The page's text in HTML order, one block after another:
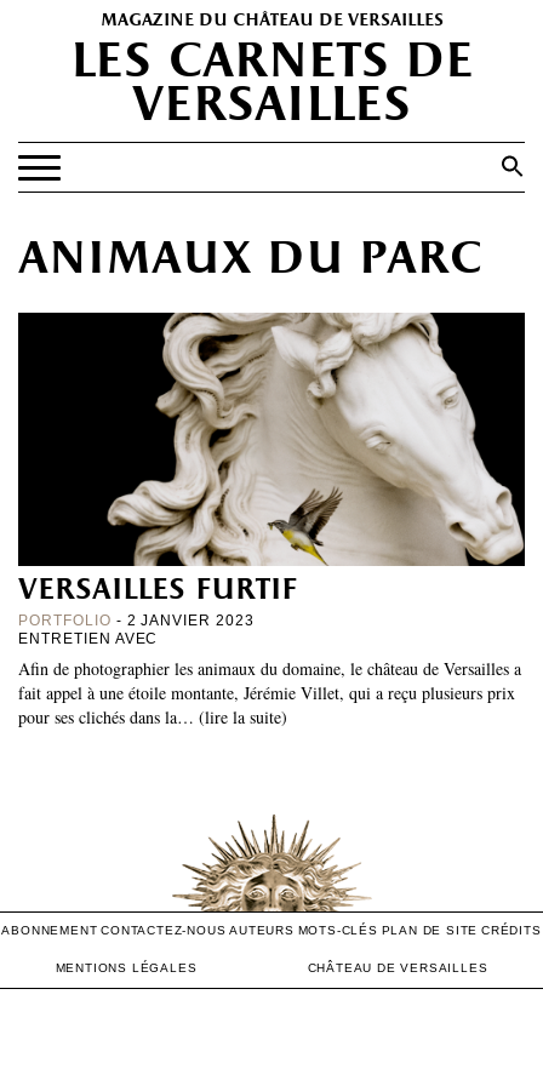
magazine du château de versailles
les carnets de
versailles
Search Button
PATRIMOINE
SPECTACLES
PORTFOLIOS
HISTOIRE(S)
ABONNEMENT GRATUIT AU MAGAZINE
animaux du parc
versailles furtif
PORTFOLIO - 2 JANVIER 2023
ENTRETIEN AVEC
Afin de photographier les animaux du domaine, le château de Versailles a
fait appel à une étoile montante, Jérémie Villet, qui a reçu plusieurs prix
pour ses clichés dans la… (lire la suite)
ABONNEMENT CONTACTEZ-NOUS AUTEURS MOTS-CLÉS PLAN DE SITE CRÉDITS
MENTIONS LÉGALES CHÂTEAU DE VERSAILLES